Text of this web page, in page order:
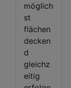
möglich
st
flächen
decken
d
gleichz
eitig